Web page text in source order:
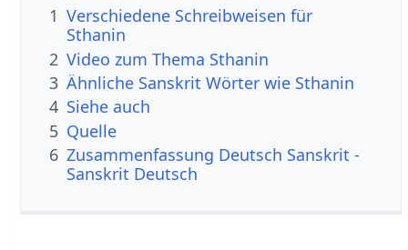
1 Verschiedene Schreibweisen für
Sthanin
2 Video zum Thema Sthanin
3 Ähnliche Sanskrit Wörter wie Sthanin
4 Siehe auch
5 Quelle
6 Zusammenfassung Deutsch Sanskrit -
Sanskrit Deutsch